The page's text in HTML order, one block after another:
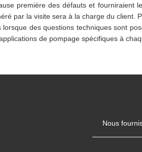
première des défauts et fourniraient
par la visite sera à la charge du client.
lorsque des questions techniques sont
de pompage spécifiques à
Nous